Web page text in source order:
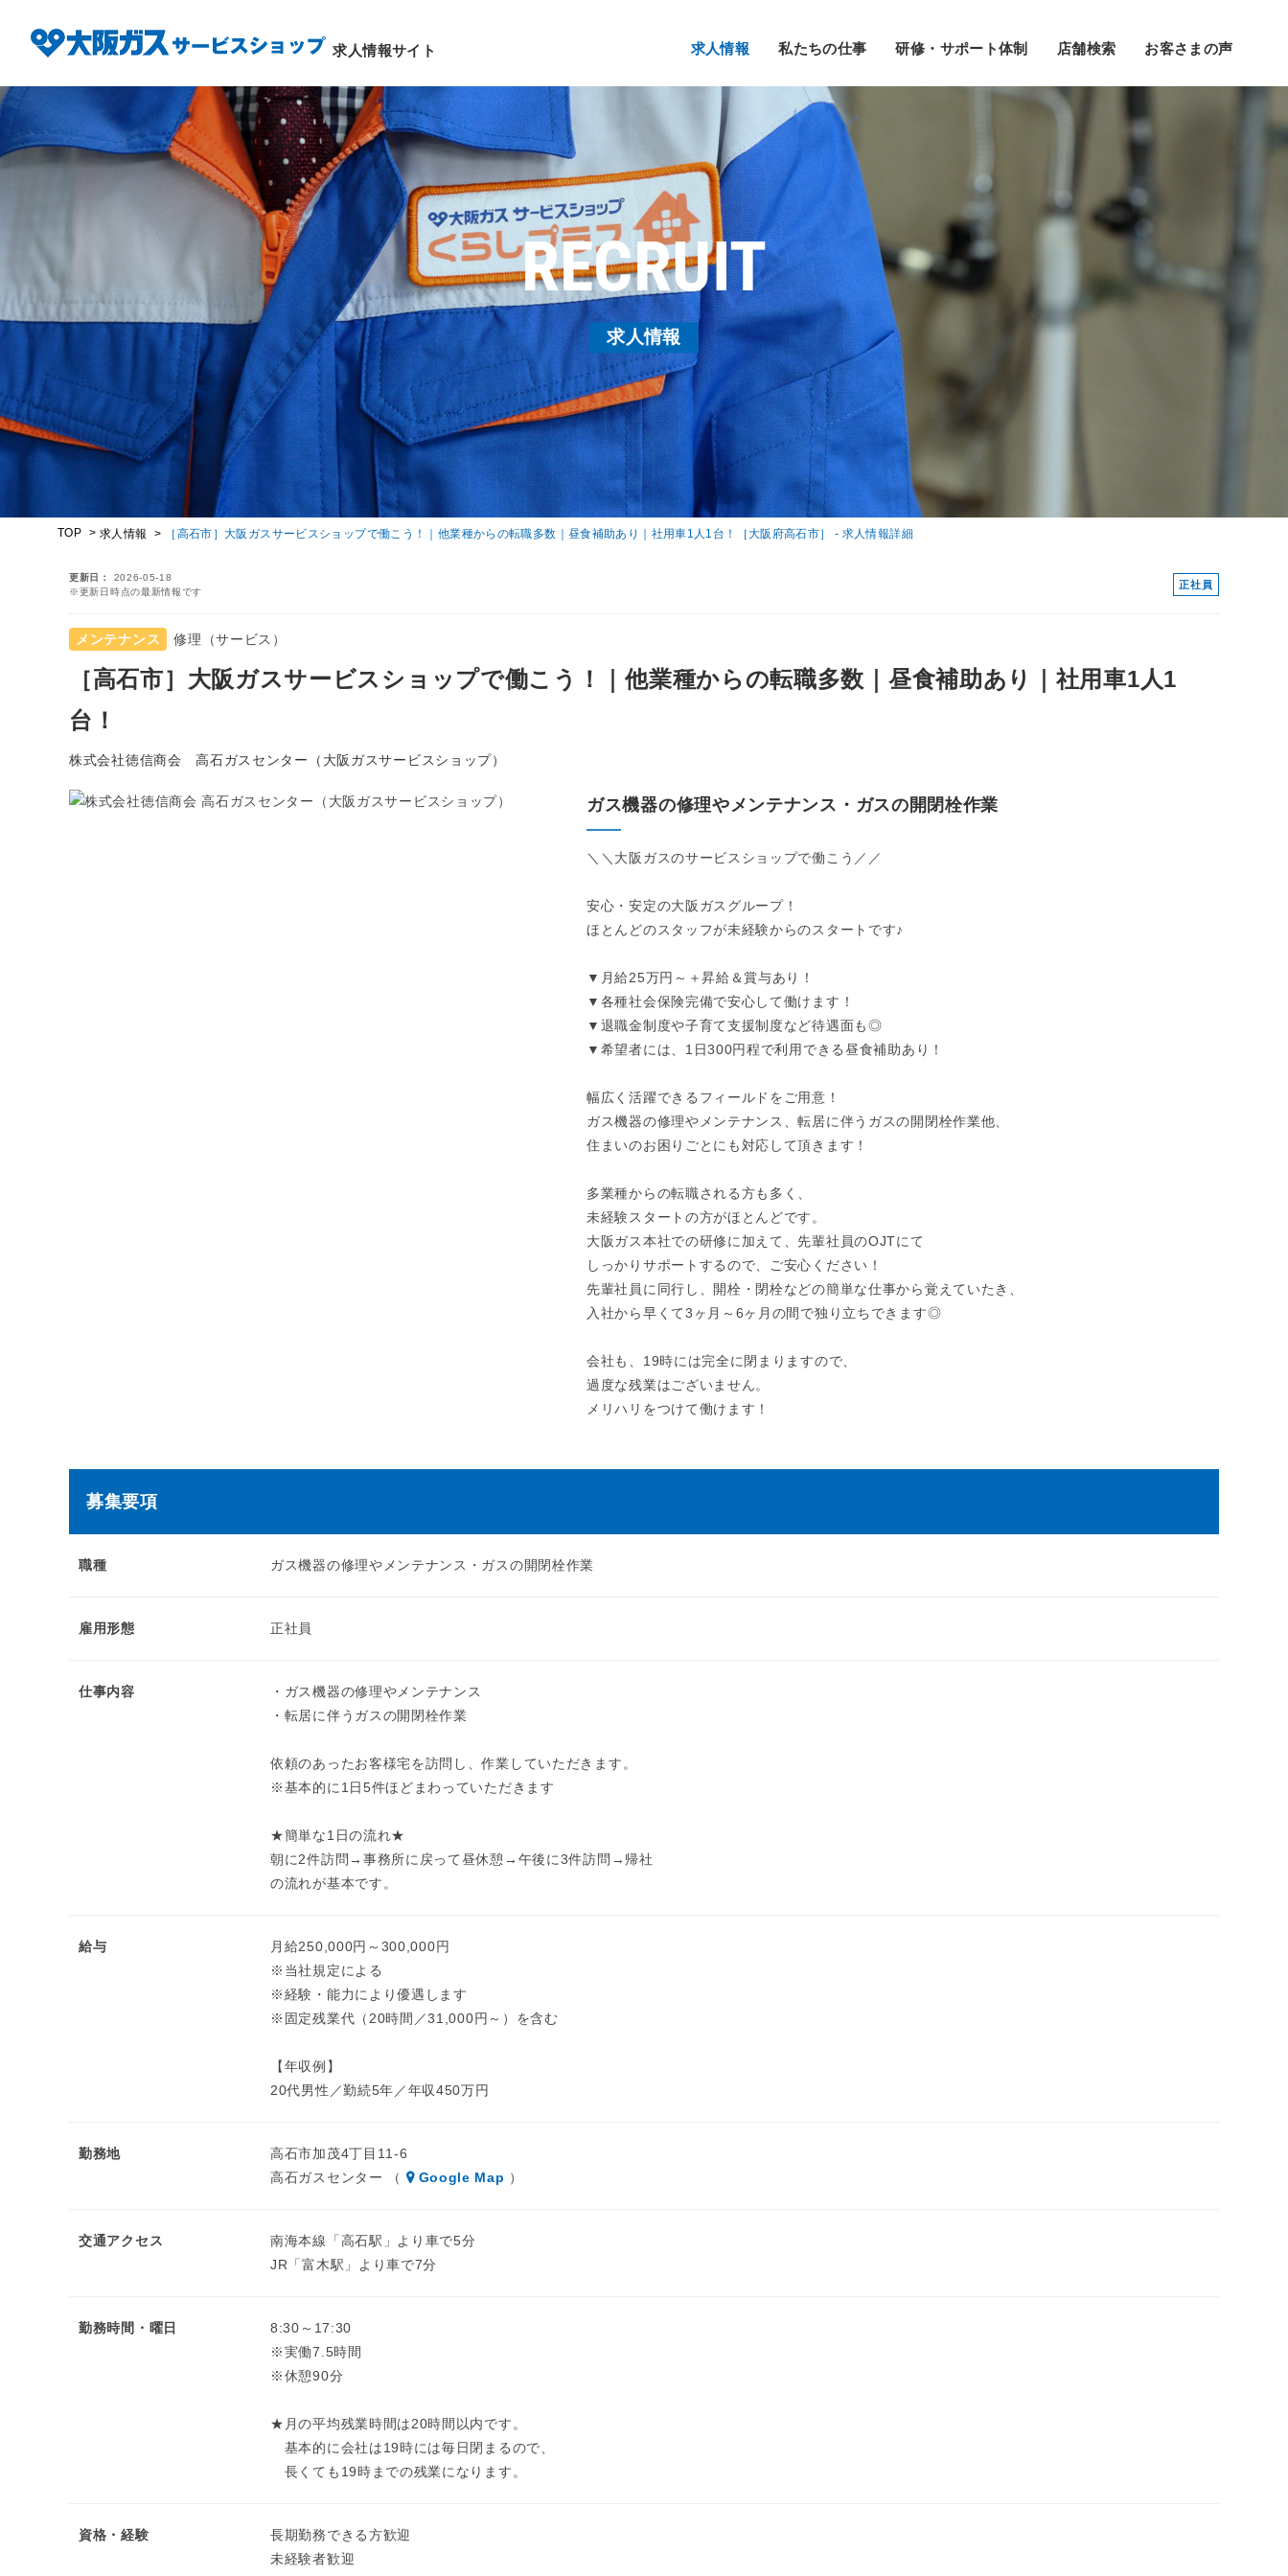
求人情報サイト 求人情報 私たちの仕事 研修・サポート体制 店舗検索 お客さまの声
RECRUIT
求人情報
TOP 求人情報 ［高石市］大阪ガスサービスショップで働こう！｜他業種からの転職多数｜昼食補助あり｜社用車1人1台！［大阪府高石市］ - 求人情報詳細
更新日
2026-05-18
※更新日時点の最新情報です
正社員
メンテナンス 修理（サービス）
［高石市］大阪ガスサービスショップで働こう！｜他業種からの転職多数｜昼食補助あり｜社用車1人1
台！
株式会社徳信商会 高石ガスセンター（大阪ガスサービスショップ）
ガス機器の修理やメンテナンス・ガスの開閉栓作業
＼＼大阪ガスのサービスショップで働こう／／
安心・安定の大阪ガスグループ！
ほとんどのスタッフが未経験からのスタートです♪
▼月給25万円～＋昇給＆賞与あり！
▼各種社会保険完備で安心して働けます！
▼退職金制度や子育て支援制度など待遇面も◎
▼希望者には、1日300円程で利用できる昼食補助あり！
幅広く活躍できるフィールドをご用意！
ガス機器の修理やメンテナンス、転居に伴うガスの開閉栓作業他、
住まいのお困りごとにも対応して頂きます！
多業種からの転職される方も多く、
未経験スタートの方がほとんどです。
大阪ガス本社での研修に加えて、先輩社員のOJTにて
しっかりサポートするので、ご安心ください！
先輩社員に同行し、開栓・閉栓などの簡単な仕事から覚えていたき、
入社から早くて3ヶ月～6ヶ月の間で独り立ちできます◎
会社も、19時には完全に閉まりますので、
過度な残業はございません。
メリハリをつけて働けます！
募集要項
職種 ガス機器の修理やメンテナンス・ガスの開閉栓作業
雇用形態 正社員
仕事内容
・ガス機器の修理やメンテナンス
・転居に伴うガスの開閉栓作業
依頼のあったお客様宅を訪問し、作業していただきます。
※基本的に1日5件ほどまわっていただきます
★簡単な1日の流れ★
朝に2件訪問→事務所に戻って昼休憩→午後に3件訪問→帰社
の流れが基本です。
給与
月給250,000円～300,000円
※当社規定による
※経験・能力により優遇します
※固定残業代（20時間／31,000円～）を含む
【年収例】
20代男性／勤続5年／年収450万円
勤務地
高石市加茂4丁目11-6
高石ガスセンター （
Google Map ）
交通アクセス
南海本線「高石駅」より車で5分
JR「富木駅」より車で7分
勤務時間・曜日
8:30～17:30
※実働7.5時間
※休憩90分
★月の平均残業時間は20時間以内です。
基本的に会社は19時には毎日閉まるので、
長くても19時までの残業になります。
資格・経験
長期勤務できる方歓迎
未経験者歓迎